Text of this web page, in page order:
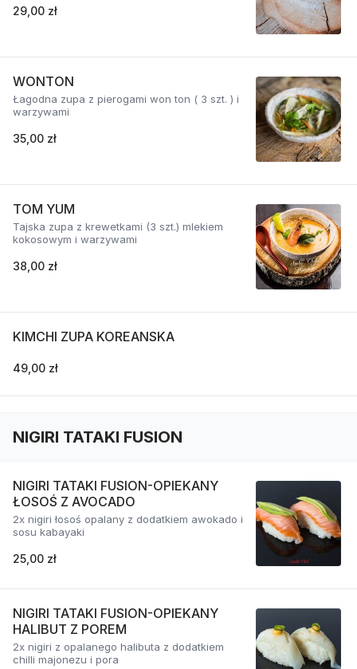
29,00 zł
WONTON
Łagodna zupa z pierogami won ton ( 3 szt. ) i
warzywami
35,00 zł
TOM YUM
Tajska zupa z krewetkami (3 szt.) mlekiem
kokosowym i warzywami
38,00 zł
KIMCHI ZUPA KOREANSKA
49,00 zł
NIGIRI TATAKI FUSION
NIGIRI TATAKI FUSION-OPIEKANY
ŁOSOŚ Z AVOCADO
2x nigiri łosoś opalany z dodatkiem awokado i
sosu kabayaki
25,00 zł
NIGIRI TATAKI FUSION-OPIEKANY
HALIBUT Z POREM
2x nigiri z opalanego halibuta z dodatkiem
chilli majonezu i pora